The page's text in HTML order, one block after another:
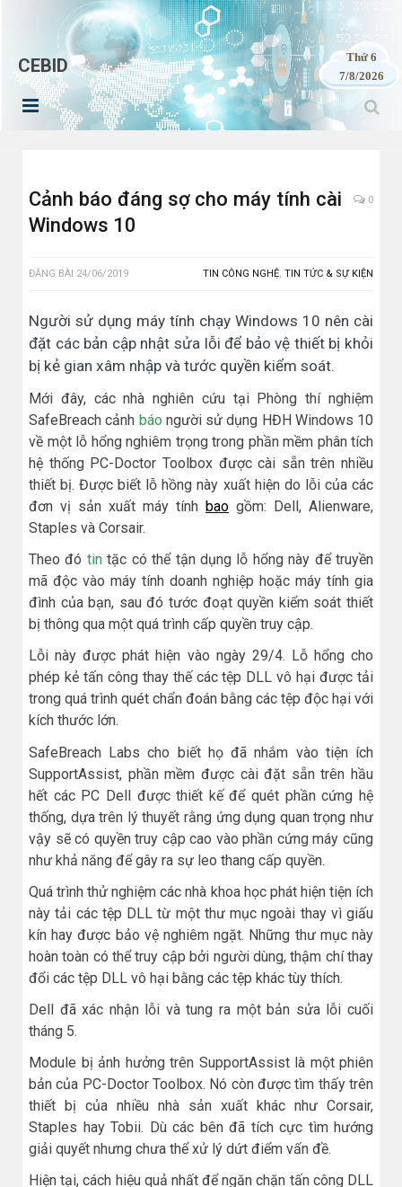
CEBID
Thứ 6
7/8/2026
Cảnh báo đáng sợ cho máy tính cài
Windows 10
0
ĐĂNG BÀI 24/06/2019 TIN CÔNG NGHỆ, TIN TỨC & SỰ KIỆN
Người sử dụng máy tính chạy Windows 10 nên cài
đặt các bản cập nhật sửa lỗi để bảo vệ thiết bị khỏi
bị kẻ gian xâm nhập và tước quyền kiểm soát.
Mới đây, các nhà nghiên cứu tại Phòng thí nghiệm
SafeBreach cảnh báo người sử dụng HĐH Windows 10
về một lỗ hổng nghiêm trọng trong phần mềm phân tích
hệ thống PC-Doctor Toolbox được cài sẵn trên nhiều
thiết bị. Được biết lỗ hồng này xuất hiện do lỗi của các
đơn vị sản xuất máy tính bao gồm: Dell, Alienware,
Staples và Corsair.
Theo đó tintặc có thể tận dụng lỗ hổng này để truyền
mã độc vào máy tính doanh nghiệp hoặc máy tính gia
đình của bạn, sau đó tước đoạt quyền kiểm soát thiết
bị thông qua một quá trình cấp quyền truy cập.
Lỗi này được phát hiện vào ngày 29/4. Lỗ hổng cho
phép kẻ tấn công thay thế các tệp DLL vô hại được tải
trong quá trình quét chẩn đoán bằng các tệp độc hại với
kích thước lớn.
SafeBreach Labs cho biết họ đã nhắm vào tiện ích
SupportAssist, phần mềm được cài đặt sẵn trên hầu
hết các PC Dell được thiết kế để quét phần cứng hệ
thống, dựa trên lý thuyết rằng ứng dụng quan trọng như
vậy sẽ có quyền truy cập cao vào phần cứng máy cũng
như khả năng để gây ra sự leo thang cấp quyền.
Quá trình thử nghiệm các nhà khoa học phát hiện tiện ích
này tải các tệp DLL từ một thư mục ngoài thay vì giấu
kín hay được bảo vệ nghiêm ngặt. Những thư mục này
hoàn toàn có thể truy cập bởi người dùng, thậm chí thay
đổi các tệp DLL vô hại bằng các tệp khác tùy thích.
Dell đã xác nhận lỗi và tung ra một bản sửa lỗi cuối
tháng 5.
Module bị ảnh hưởng trên SupportAssist là một phiên
bản của PC-Doctor Toolbox. Nó còn được tìm thấy trên
thiết bị của nhiều nhà sản xuất khác như Corsair,
Staples hay Tobii. Dù các bên đã tích cực tìm hướng
giải quyết nhưng chưa thể xử lý dứt điểm vấn đề.
Hiện tại, cách hiệu quả nhất để ngăn chặn tấn công DLL